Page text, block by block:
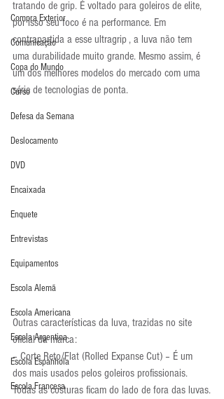
Compra Exterior
Comunicação
Copa do Mundo
Curso
Defesa da Semana
Deslocamento
DVD
Encaixada
Enquete
Entrevistas
Equipamentos
Escola Alemã
Escola Americana
Escola Argentina
Escola Espanhola
Escola Francesa
tratando de grip. É voltado para goleiros de elite,
por isso seu foco é na performance. Em
contrapartida a esse ultragrip , a luva não tem
uma durabilidade muito grande. Mesmo assim, é
um dos melhores modelos do mercado com uma
série de tecnologias de ponta.
Outras características da luva, trazidas no site
oficial da marca:
– Corte Reto/Flat (Rolled Expanse Cut) – É um
dos mais usados pelos goleiros profissionais.
Todas as costuras ficam do lado de fora das luvas.